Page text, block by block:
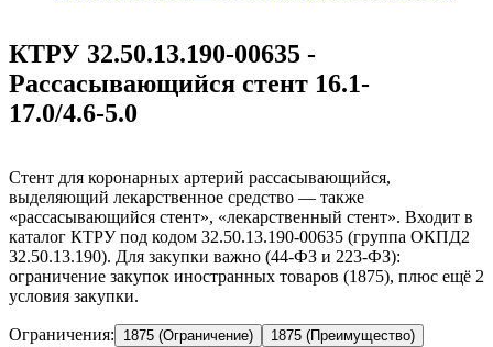
КТРУ 32.50.13.190-00635 -
Рассасывающийся стент 16.1-
17.0/4.6-5.0
Стент для коронарных артерий рассасывающийся,
выделяющий лекарственное средство — также
«рассасывающийся стент», «лекарственный стент». Входит в
каталог КТРУ под кодом 32.50.13.190-00635 (группа ОКПД2
32.50.13.190). Для закупки важно (44-ФЗ и 223-ФЗ):
ограничение закупок иностранных товаров (1875), плюс ещё 2
условия закупки.
Ограничения: 1875 (Ограничение)
1875 (Преимущество)